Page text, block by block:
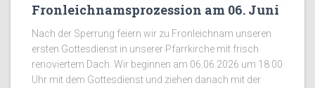
Fronleichnamsprozession am 06. Juni
Nach der Sperrung feiern wir zu Fronleichnam unseren
ersten Gottesdienst in unserer Pfarrkirche mit frisch
renoviertem Dach. Wir beginnen am 06.06.2026 um 18:00
Uhr mit dem Gottesdienst und ziehen danach mit der